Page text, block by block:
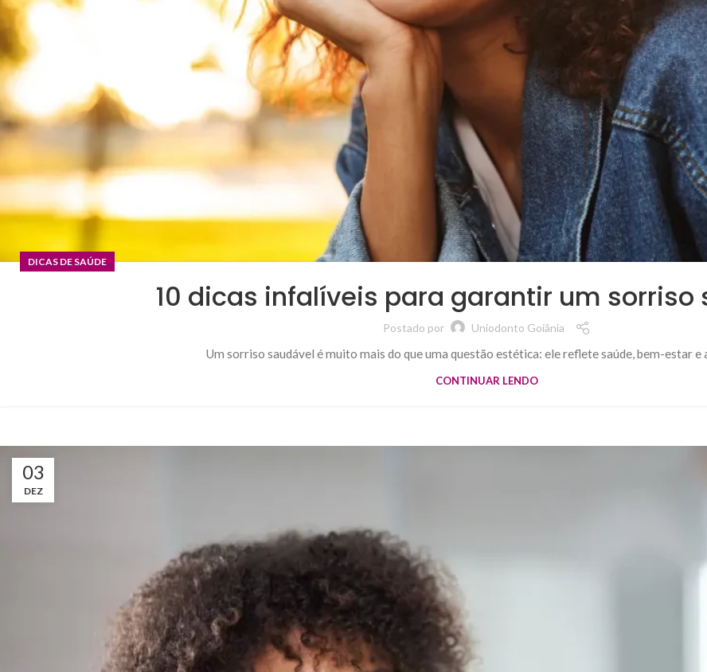
DICAS DE SAÚDE
10 dicas infalíveis para garantir um sorriso
Postado por Uniodonto Goiânia
Um sorriso saudável é muito mais do que uma questão estética: ele reflete saúde, bem-estar e
CONTINUAR LENDO
03
DEZ